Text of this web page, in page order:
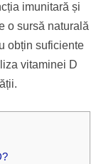
imunitară și
o sursă naturală
obțin suficiente
vitaminei D